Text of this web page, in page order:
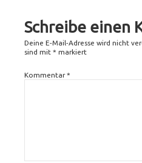
Schreibe einen
Deine E-Mail-Adresse wird nicht
sind mit * markiert
Kommentar*